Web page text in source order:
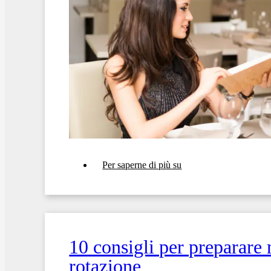
Per saperne di più su
creare
menù
tuo
ristorante
10 consigli per preparare
rotazione